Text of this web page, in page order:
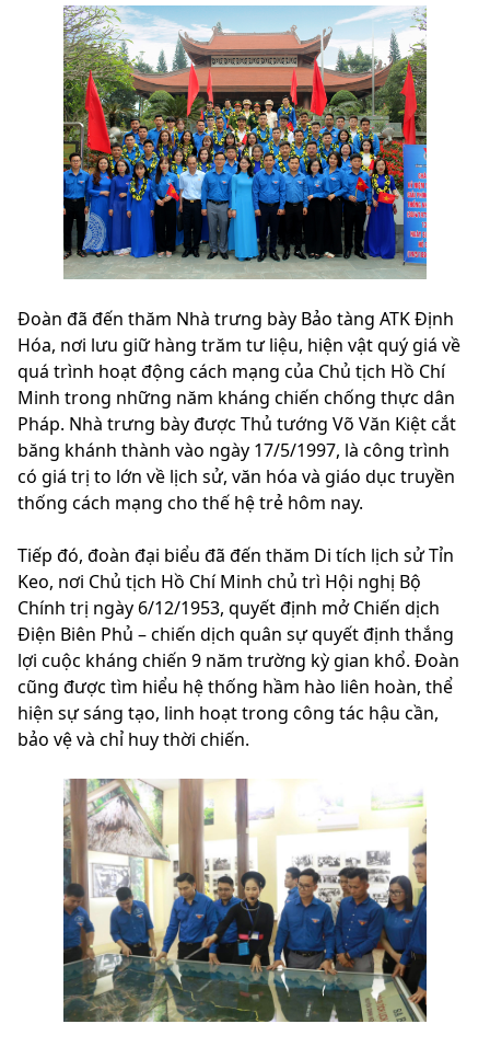
Đoàn đã đến thăm Nhà trưng bày Bảo tàng ATK Định
Hóa, nơi lưu giữ hàng trăm tư liệu, hiện vật quý giá về
quá trình hoạt động cách mạng của Chủ tịch Hồ Chí
Minh trong những năm kháng chiến chống thực dân
Pháp. Nhà trưng bày được Thủ tướng Võ Văn Kiệt cắt
băng khánh thành vào ngày 17/5/1997, là công trình
có giá trị to lớn về lịch sử, văn hóa và giáo dục truyền
thống cách mạng cho thế hệ trẻ hôm nay.
Tiếp đó, đoàn đại biểu đã đến thăm Di tích lịch sử Tỉn
Keo, nơi Chủ tịch Hồ Chí Minh chủ trì Hội nghị Bộ
Chính trị ngày 6/12/1953, quyết định mở Chiến dịch
Điện Biên Phủ – chiến dịch quân sự quyết định thắng
lợi cuộc kháng chiến 9 năm trường kỳ gian khổ. Đoàn
cũng được tìm hiểu hệ thống hầm hào liên hoàn, thể
hiện sự sáng tạo, linh hoạt trong công tác hậu cần,
bảo vệ và chỉ huy thời chiến.